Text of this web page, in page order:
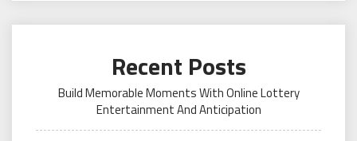
Recent Posts
Build Memorable Moments With Online Lottery
Entertainment And Anticipation